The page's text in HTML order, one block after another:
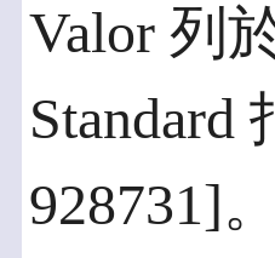
Valor 列
928731]